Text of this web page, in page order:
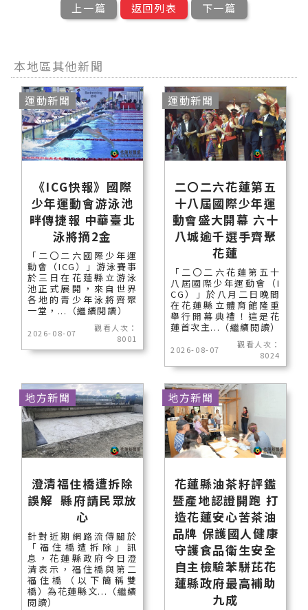
上一篇 返回列表 下一篇
本地區其他新聞
《ICG快報》國際
少年運動會游泳池
畔傳捷報 中華臺北
泳將摘2金
「二〇二六國際少年運
動會（ICG）」游泳賽事
於三日在花蓮縣立游泳
池正式展開，來自世界
各地的青少年泳將齊聚
一堂，...（繼續閱讀）
2026-08-07
觀看人次：
8001
運動新聞
二〇二六花蓮第五
十八屆國際少年運
動會盛大開幕 六十
八城逾千選手齊聚
花蓮
「二〇二六花蓮第五十
八屆國際少年運動會（I
CG）」於八月二日晚間
在花蓮縣立體育館隆重
舉行開幕典禮！這是花
蓮首次主...（繼續閱讀）
2026-08-07
觀看人次：
8024
運動新聞
澄清福住橋遭拆除
誤解 縣府請民眾放
心
針對近期網路流傳關於
「福住橋遭拆除」訊
息，花蓮縣政府今日澄
清表示，福住橋與第二
福住橋（以下簡稱雙
橋）為花蓮縣文...（繼續
閱讀）
地方新聞
花蓮縣油茶籽評鑑
暨產地認證開跑 打
造花蓮安心苦茶油
品牌 保護國人健康
守護食品衛生安全
自主檢驗苯駢芘花
蓮縣政府最高補助
九成
地方新聞